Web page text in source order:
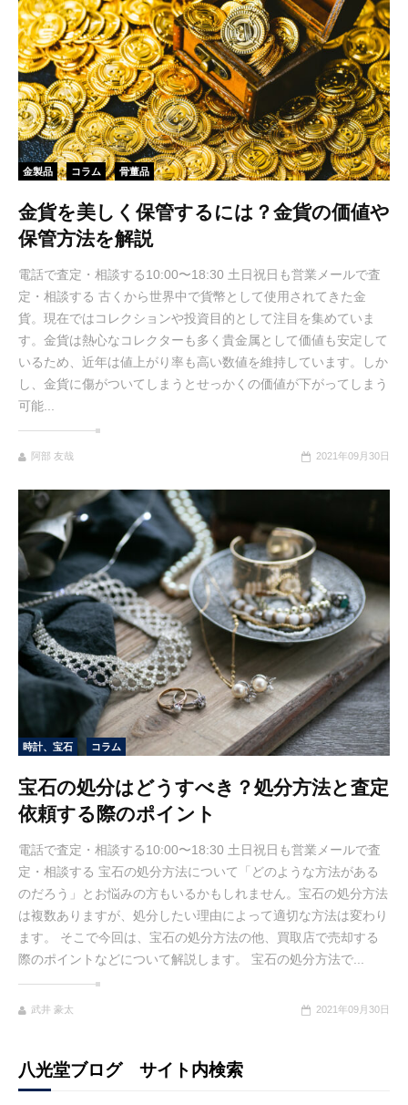
金製品 コラム 骨董品
金貨を美しく保管するには？金貨の価値や
保管方法を解説
電話で査定・相談する10:00〜18:30 土日祝日も営業メールで査
定・相談する 古くから世界中で貨幣として使用されてきた金
貨。現在ではコレクションや投資目的として注目を集めていま
す。金貨は熱心なコレクターも多く貴金属として価値も安定して
いるため、近年は値上がり率も高い数値を維持しています。しか
し、金貨に傷がついてしまうとせっかくの価値が下がってしまう
可能...
阿部 友哉 2021年09月30日
時計、宝石 コラム
宝石の処分はどうすべき？処分方法と査定
依頼する際のポイント
電話で査定・相談する10:00〜18:30 土日祝日も営業メールで査
定・相談する 宝石の処分方法について「どのような方法がある
のだろう」とお悩みの方もいるかもしれません。宝石の処分方法
は複数ありますが、処分したい理由によって適切な方法は変わり
ます。 そこで今回は、宝石の処分方法の他、買取店で売却する
際のポイントなどについて解説します。 宝石の処分方法で...
武井 豪太 2021年09月30日
八光堂ブログ サイト内検索